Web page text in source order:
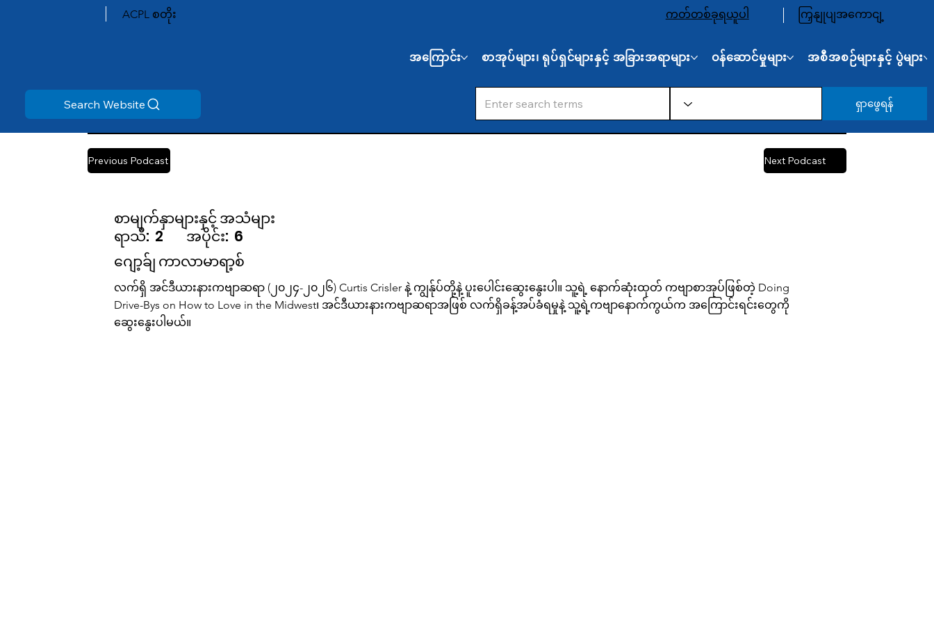
ACPL စတိုး ကတ်တစ်ခုရယူပါ ကြှနျုပျအကောငျ့
အကြောင်း စာအုပ်များ၊ ရုပ်ရှင်များနှင့် အခြားအရာများ ဝန်ဆောင်မှုများ အစီအစဉ်များနှင့် ပွဲများ
Search Website ရှာဖွေရန်
Previous Podcast Next Podcast
စာမျက်နှာများနှင့် အသံများ
ရာသီ: 2 အပိုင်း: 6
ဂျော့ခ်ျ ကာလာမာရာ့စ်
လက်ရှိ အင်ဒီယားနားကဗျာဆရာ (၂၀၂၄-၂၀၂၆) Curtis Crisler နဲ့ ကျွန်ုပ်တို့နဲ့ ပူးပေါင်းဆွေးနွေးပါ။ သူ့ရဲ့ နောက်ဆုံးထုတ် ကဗျာစာအုပ်ဖြစ်တဲ့ Doing
Drive-Bys on How to Love in the Midwest၊ အင်ဒီယားနားကဗျာဆရာအဖြစ် လက်ရှိခန့်အပ်ခံရမှုနဲ့ သူ့ရဲ့ကဗျာနောက်ကွယ်က အကြောင်းရင်းတွေကို
ဆွေးနွေးပါမယ်။